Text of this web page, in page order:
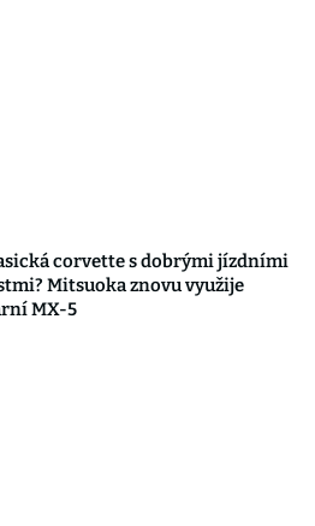
corvette s dobrými jízdními
Mitsuoka znovu využije
MX-5